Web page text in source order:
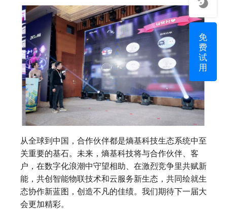
从全球到中国，合作伙伴都是熵基科技生态系统中至
关重要的基石。未来，熵基科技将与合作伙伴、客
户，在数字化浪潮中守望相助、在激烈竞争里共赋新
能，共创智能物联技术和云服务新生态，共同绘就生
态协作新蓝图，创造不凡的佳绩。我们期待下一届大
会更加精彩。
免
费
试
用